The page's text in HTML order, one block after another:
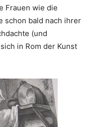
Frauen wie die
schon bald nach ihrer
(und
in Rom der Kunst